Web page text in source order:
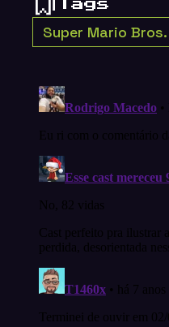
Tags
Super Mario Bros.